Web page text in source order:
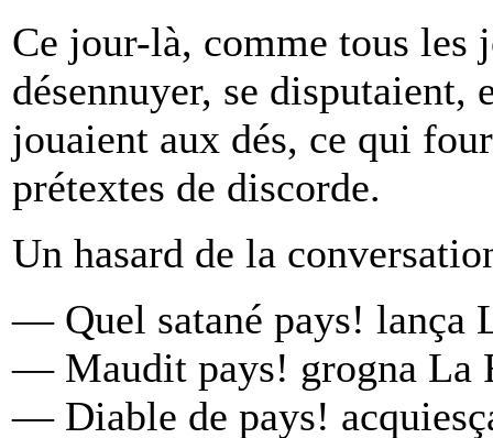
Ce jour-là, comme tous les
désennuyer, se
jouaient aux dés, ce qui
prétextes de discorde.
Un hasard de la
— Quel satané pays! lança
— Maudit pays! grogna La
— Diable de pays!